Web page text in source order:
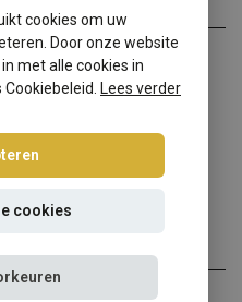
koppelstangen III (set)
cookies om uw
Door onze website
met alle cookies in
Lees verder
cookies